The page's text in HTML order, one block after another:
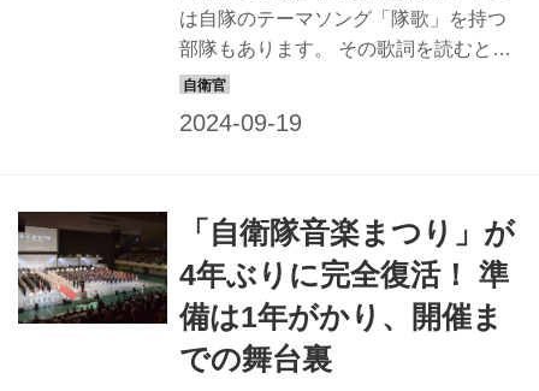
は自隊のテーマソング「隊歌」を持つ
部隊もあります。 その歌詞を読むと、
国を、地元を愛する気持ち、家族、仲
京地方協力本部の歌「仰ぐ霊峰」をご
紹介します。 東京地本とは… 自衛隊地
方協力本部の1つ、東京地方協力本部の
略称で、東京都新宿区市ケ谷に所在。
陸・海・空3自衛隊の共同機関で、管轄
する東京都内エリアにおける防衛省・
「自衛隊音楽まつり」が
4年ぶりに完全復活！ 準
備は1年がかり、開催ま
での舞台裏